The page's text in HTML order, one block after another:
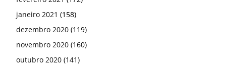
janeiro 2021 (158)
dezembro 2020 (119)
novembro 2020 (160)
outubro 2020 (141)